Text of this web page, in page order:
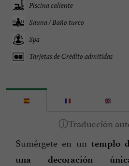
Piscina caliente
Sauna / Baño turco
Spa
Tarjetas de Crédito admitidas
Sumérgete en un templo
una decoración